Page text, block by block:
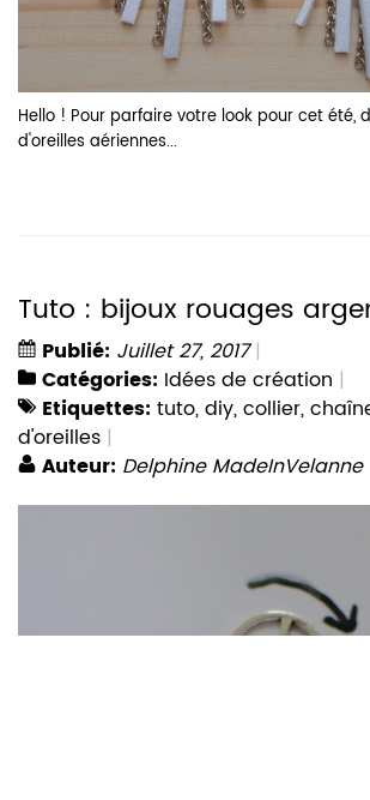
Hello ! Pour parfaire votre look pour cet été,
d'oreilles aériennes...
Tuto : bijoux rouages
Publié: Juillet 27, 2017
Catégories: Idées de création
Etiquettes: tuto,diy,collier,
d'oreilles
Auteur: Delphine MadeInVelanne